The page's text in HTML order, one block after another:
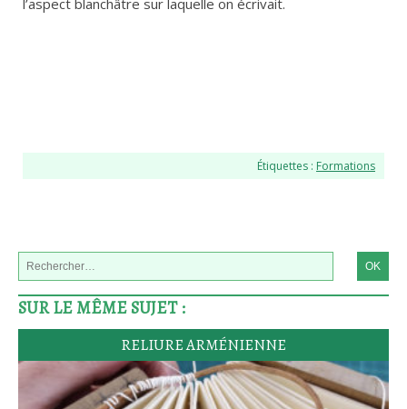
l’aspect blanchâtre sur laquelle on écrivait.
Étiquettes : Formations
SUR LE MÊME SUJET :
RELIURE ARMÉNIENNE